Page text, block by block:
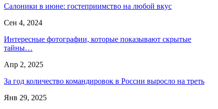
Салоники в июне: гостеприимство на любой вкус
Сен 4, 2024
Интересные фотографии, которые показывают скрытые
тайны…
Апр 2, 2025
За год количество командировок в России выросло на треть
Янв 29, 2025